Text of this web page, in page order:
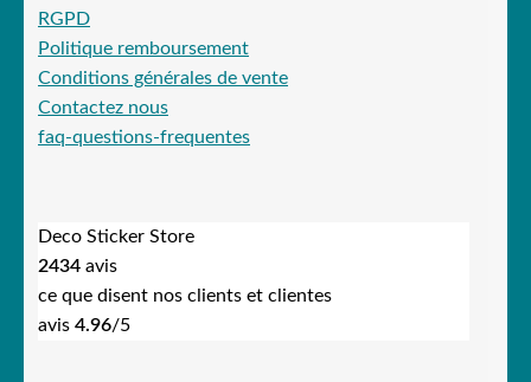
RGPD
Politique remboursement
Conditions générales de vente
Contactez nous
faq-questions-frequentes
Deco Sticker Store
2434 avis
ce que disent nos clients et clientes
avis 4.96/5